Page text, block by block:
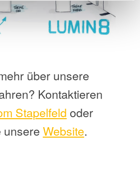
über unsere
Kontaktieren
Stapelfeld oder
unsere Website.